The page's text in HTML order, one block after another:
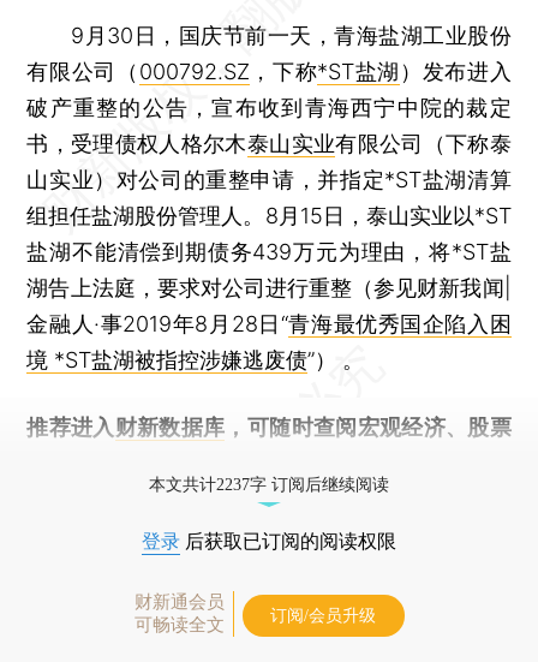
9月30日，国庆节前一天，青海盐湖工业股份
有限公司（ 000792.SZ ，下称*ST盐湖 ）发布进入
破产重整的公告，宣布收到青海西宁中院的裁定
书，受理债权人格尔木泰山实业有限公司（下称泰
山实业）对公司的重整申请，并指定*ST盐湖清算
组担任盐湖股份管理人。8月15日，泰山实业以*ST
盐湖不能清偿到期债务439万元为理由，将*ST盐
湖告上法庭，要求对公司进行重整（参见财新我闻|
金融人·事2019年8月28日“青海最优秀国企陷入困
境 *ST盐湖被指控涉嫌逃废债”） 。
推荐进入 财新数据库 ，可随时查阅宏观经济、股票
本文共计2237字 订阅后继续阅读
登录 后获取已订阅的阅读权限
财新通会员
可畅读全文
订阅/会员升级